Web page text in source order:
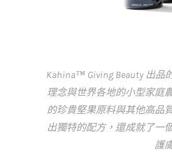
Kahina™ Giving Beauty 出品
理念與世界各地的小型家庭
的珍貴堅果原料與其他高品
出獨特的配方，還成就了一
護